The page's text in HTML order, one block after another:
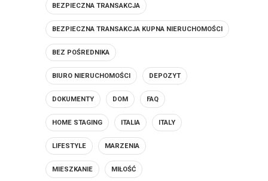
BEZPIECZNA TRANSAKCJA
BEZPIECZNA TRANSAKCJA KUPNA NIERUCHOMOŚCI
BEZ POŚREDNIKA
BIURO NIERUCHOMOŚCI DEPOZYT
DOKUMENTY DOM FAQ
HOME STAGING ITALIA ITALY
LIFESTYLE MARZENIA
MIESZKANIE MIŁOŚĆ